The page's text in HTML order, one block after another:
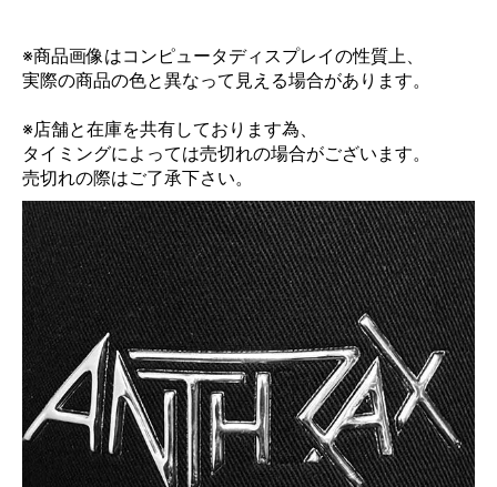
※商品画像はコンピュータディスプレイの性質上、
実際の商品の色と異なって見える場合があります。
※店舗と在庫を共有しております為、
タイミングによっては売切れの場合がございます。
売切れの際はご了承下さい。